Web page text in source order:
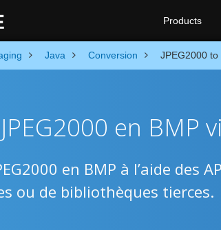
Products
Java Conversion JPEG2000 to
en BMP
en BMP à l’aide des
ou de bibliothèques tierces.